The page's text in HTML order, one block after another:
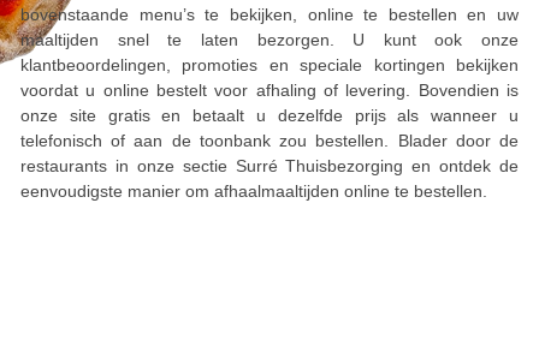
bovenstaande menu’s te bekijken, online te bestellen en uw
maaltijden snel te laten bezorgen. U kunt ook onze
klantbeoordelingen, promoties en speciale kortingen bekijken
voordat u online bestelt voor afhaling of levering. Bovendien is
onze site gratis en betaalt u dezelfde prijs als wanneer u
telefonisch of aan de toonbank zou bestellen. Blader door de
restaurants in onze sectie Surré Thuisbezorging en ontdek de
eenvoudigste manier om afhaalmaaltijden online te bestellen.